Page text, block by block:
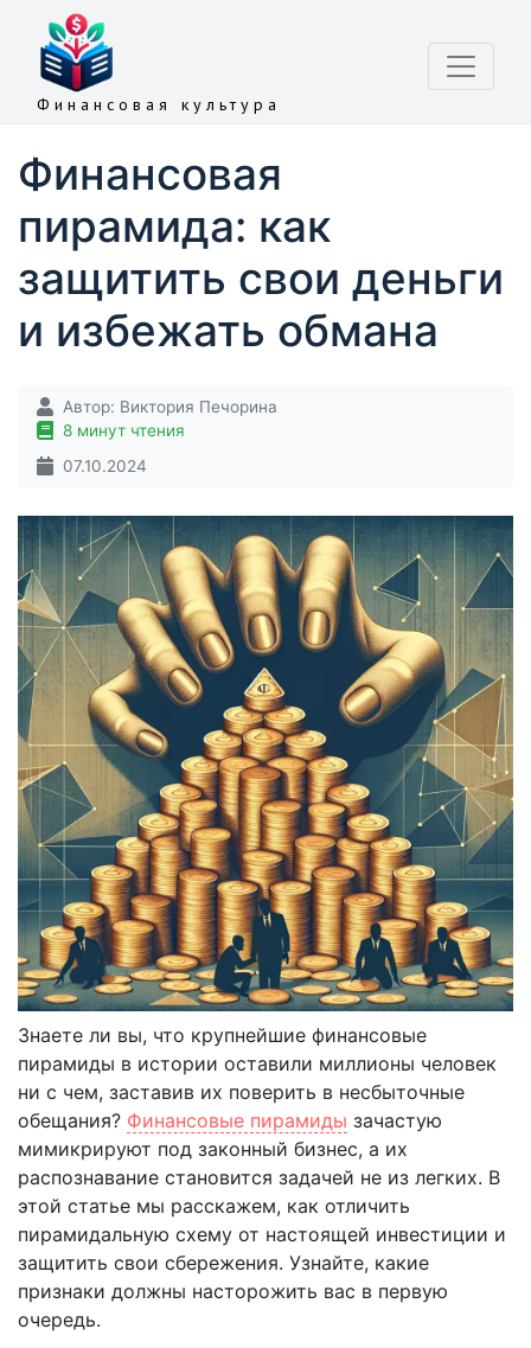
Финансовая культура
Финансовая
пирамида: как
защитить свои деньги
и избежать обмана
Автор: Виктория Печорина
8 минут чтения
07.10.2024
Знаете ли вы, что крупнейшие финансовые
пирамиды в истории оставили миллионы человек
ни с чем, заставив их поверить в несбыточные
обещания? Финансовые пирамиды зачастую
мимикрируют под законный бизнес, а их
распознавание становится задачей не из легких. В
этой статье мы расскажем, как отличить
пирамидальную схему от настоящей инвестиции и
защитить свои сбережения. Узнайте, какие
признаки должны насторожить вас в первую
очередь.